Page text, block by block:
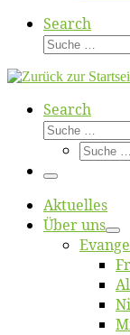
Search
Suche
Search
Suche
Suche
Menü
Ak­tu­el­les
Über uns